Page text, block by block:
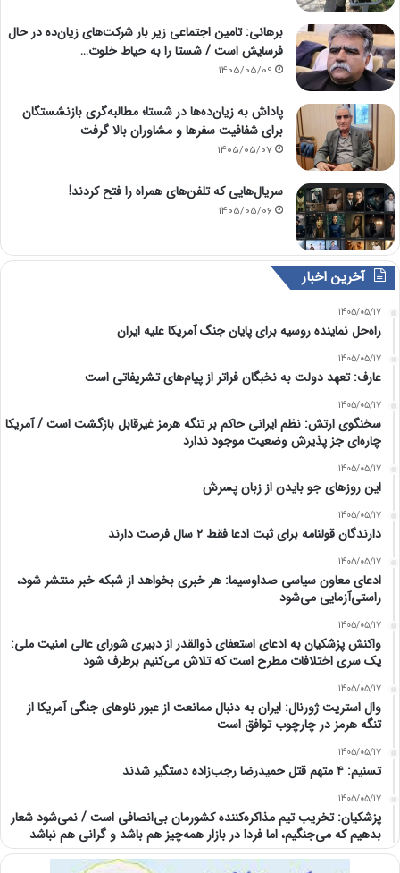
برهانی: تامین اجتماعی زیر بار شرکت‌های زیان‌ده در حال
فرسایش است / شستا را به حیاط خلوت…
1405/05/09
پاداش به زیان‌ده‌ها در شستا؛ مطالبه‌گری بازنشستگان
برای شفافیت سفرها و مشاوران بالا گرفت
1405/05/07
سریال‌هایی که تلفن‌های همراه را فتح کردند!
1405/05/06
آخرین اخبار
1405/05/17
راه‌حل نماینده روسیه برای پایان جنگ آمریکا علیه ایران
1405/05/17
عارف: تعهد دولت به نخبگان فراتر از پیام‎‌های تشریفاتی است
1405/05/17
سخنگوی ارتش: نظم ایرانی حاکم بر تنگه هرمز غیرقابل بازگشت است / آمریکا
چاره‌ای جز پذیرش وضعیت موجود ندارد
1405/05/17
این روزهای جو بایدن از زبان پسرش
1405/05/17
دارندگان قولنامه برای ثبت ادعا فقط ۲ سال فرصت دارند
1405/05/17
ادعای معاون سیاسی صداوسیما: هر خبری بخواهد از شبکه خبر منتشر شود،
راستی‌آزمایی می‌شود
1405/05/17
واکنش پزشکیان به ادعای استعفای ذوالقدر از دبیری شورای عالی امنیت ملی:
یک سری اختلافات مطرح است که تلاش می‌کنیم برطرف شود
1405/05/17
وال استریت ژورنال: ایران به دنبال ممانعت از عبور ناوهای جنگی آمریکا از
تنگه هرمز در چارچوب توافق است
1405/05/17
تسنیم: ۴ متهم قتل حمیدرضا رجب‌زاده دستگیر شدند
1405/05/17
پزشکیان: تخریب تیم مذاکره‌کننده کشورمان بی‌انصافی است / نمی‌شود شعار
بدهیم که می‌جنگیم، اما فردا در بازار همه‌چیز هم باشد و گرانی هم نباشد